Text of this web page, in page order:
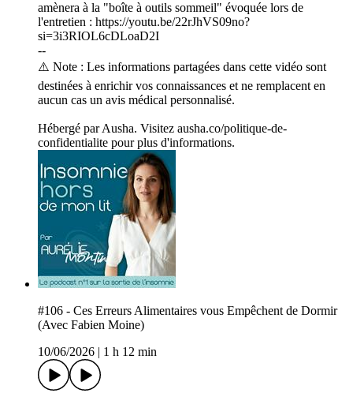
amènera à la "boîte à outils sommeil" évoquée lors de
l'entretien : https://youtu.be/22rJhVS09no?
si=3i3RIOL6cDLoaD2I
--
⚠️ Note : Les informations partagées dans cette vidéo sont
destinées à enrichir vos connaissances et ne remplacent en
aucun cas un avis médical personnalisé.
Hébergé par Ausha. Visitez ausha.co/politique-de-
confidentialite pour plus d'informations.
#106 - Ces Erreurs Alimentaires vous Empêchent de Dormir
(Avec Fabien Moine)
10/06/2026
1 h 12 min